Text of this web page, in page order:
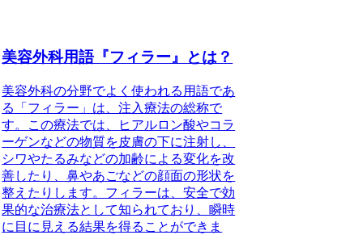
美容外科用語『フィラー』とは？
美容外科の分野でよく使われる用語であ
る「フィラー」は、注入療法の総称で
す。この療法では、ヒアルロン酸やコラ
ーゲンなどの物質を皮膚の下に注射し、
シワやたるみなどの加齢による変化を改
善したり、鼻やあごなどの顔面の形状を
整えたりします。フィラーは、安全で効
果的な治療法として知られており、瞬時
に目に見える結果を得ることができま